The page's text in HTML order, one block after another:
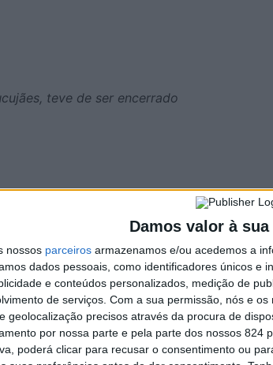
Damos valor à
nossos parceiros armazenamos e/ou acedemos a
dados pessoais, como identificadores únicos e
e conteúdos personalizados, medição de
de serviços. Com a sua permissão, nós e
geolocalização precisos através da procura de
por nossa parte e pela parte dos nossos 824
poderá clicar para recusar o consentimento ou
teve de ser encerrado
anos de prisão suspensa um jovem